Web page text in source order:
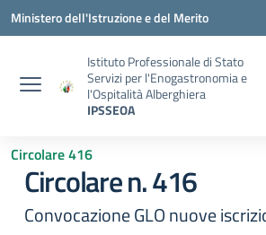
Vai ai contenuti
Vai al menu di navigazione
Vai al footer
Ministero dell'Istruzione e del Merito
Istituto Professionale di Stato
Servizi per l'Enogastronomia e
l'Ospitalità Alberghiera
IPSSEOA
Circolare 416
Circolare n. 416
Convocazione GLO nuove